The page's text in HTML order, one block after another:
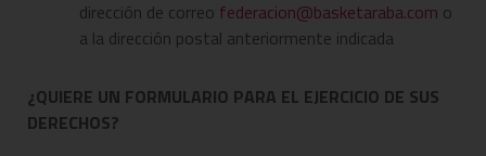
dirección de correo federacion@basketaraba.com o
a la dirección postal anteriormente indicada
¿QUIERE UN FORMULARIO PARA EL EJERCICIO DE SUS
DERECHOS?